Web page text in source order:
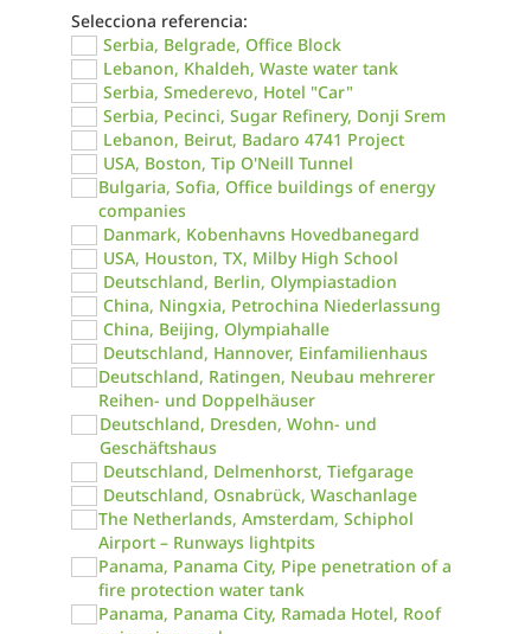
Selecciona referencia:
Serbia, Belgrade, Office Block
Lebanon, Khaldeh, Waste water tank
Serbia, Smederevo, Hotel "Car"
Serbia, Pecinci, Sugar Refinery, Donji Srem
Lebanon, Beirut, Badaro 4741 Project
USA, Boston, Tip O'Neill Tunnel
Bulgaria, Sofia, Office buildings of energy
companies
Danmark, Kobenhavns Hovedbanegard
USA, Houston, TX, Milby High School
Deutschland, Berlin, Olympiastadion
China, Ningxia, Petrochina Niederlassung
China, Beijing, Olympiahalle
Deutschland, Hannover, Einfamilienhaus
Deutschland, Ratingen, Neubau mehrerer
Reihen- und Doppelhäuser
Deutschland, Dresden, Wohn- und
Geschäftshaus
Deutschland, Delmenhorst, Tiefgarage
Deutschland, Osnabrück, Waschanlage
The Netherlands, Amsterdam, Schiphol
Airport – Runways lightpits
Panama, Panama City, Pipe penetration of a
fire protection water tank
Panama, Panama City, Ramada Hotel, Roof